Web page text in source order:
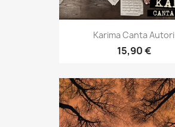
Karima Canta Autori
15,90 €